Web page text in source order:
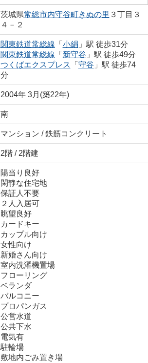
茨城県常総市内守谷町きぬの里 ３丁目３
４－２
関東鉄道常総線 「 小絹 」駅 徒歩31分
関東鉄道常総線 「 新守谷 」駅 徒歩49分
つくばエクスプレス 「 守谷 」駅 徒歩74
分
2004年 3月(築22年)
南
マンション / 鉄筋コンクリート
2階 / 2階建
陽当り良好
閑静な住宅地
保証人不要
２人入居可
眺望良好
カードキー
カップル向け
女性向け
新婚さん向け
室内洗濯機置場
フローリング
ベランダ
バルコニー
プロパンガス
公営水道
公共下水
電気有
駐輪場
敷地内ごみ置き場